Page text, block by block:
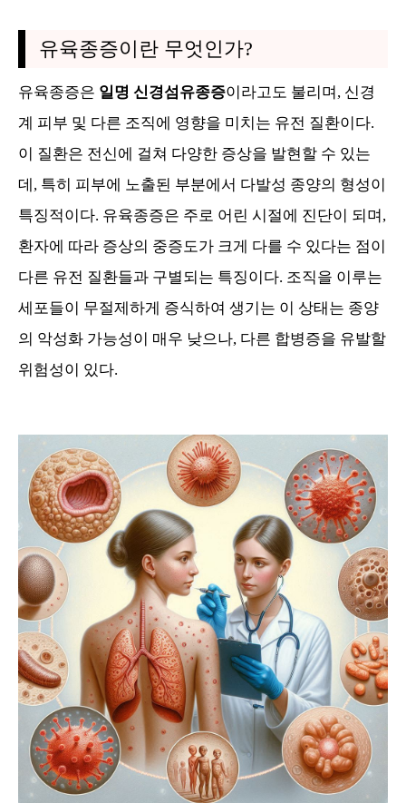
유육종증이란 무엇인가?
유육종증은 일명 신경섬유종증이라고도 불리며, 신경
계 피부 및 다른 조직에 영향을 미치는 유전 질환이다.
이 질환은 전신에 걸쳐 다양한 증상을 발현할 수 있는
데, 특히 피부에 노출된 부분에서 다발성 종양의 형성이
특징적이다. 유육종증은 주로 어린 시절에 진단이 되며,
환자에 따라 증상의 중증도가 크게 다를 수 있다는 점이
다른 유전 질환들과 구별되는 특징이다. 조직을 이루는
세포들이 무절제하게 증식하여 생기는 이 상태는 종양
의 악성화 가능성이 매우 낮으나, 다른 합병증을 유발할
위험성이 있다.